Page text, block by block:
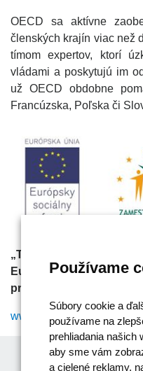
OECD sa aktívne
členských krajín viac než
tímom expertov, ktorí
vládami a poskytujú im
už OECD obdobne
Francúzska, Poľska či
„Tento projekt sa
Európskeho
programu
www.esf.gov.sk
Používame
Súbory cookie a
používame na
prehliadania našich
aby sme vám
a cielené reklamy,